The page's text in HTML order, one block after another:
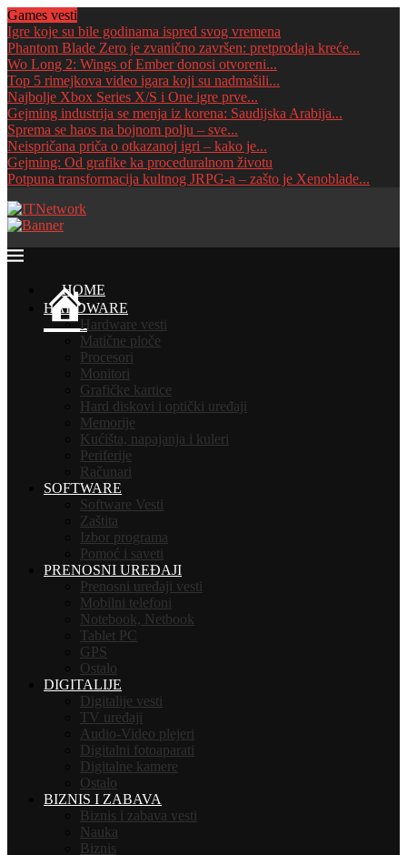
Games vesti
Igre koje su bile godinama ispred svog vremena
Phantom Blade Zero je zvanično završen: pretprodaja kreće...
Wo Long 2: Wings of Ember donosi otvoreni...
Top 5 rimejkova video igara koji su nadmašili...
Najbolje Xbox Series X/S i One igre prve...
Gejming industrija se menja iz korena: Saudijska Arabija...
Sprema se haos na bojnom polju – sve...
Neispričana priča o otkazanoj igri – kako je...
Gejming: Od grafike ka proceduralnom životu
Potpuna transformacija kultnog JRPG-a – zašto je Xenoblade...
HOME
HARDWARE
Hardware vesti
Matične ploče
Procesori
Monitori
Grafičke kartice
Hard diskovi i optički uređaji
Memorije
Kućišta, napajanja i kuleri
Periferije
Računari
SOFTWARE
Software Vesti
Zaštita
Izbor programa
Pomoć i saveti
PRENOSNI UREĐAJI
Prenosni uređaji vesti
Mobilni telefoni
Notebook, Netbook
Tablet PC
GPS
Ostalo
DIGITALIJE
Digitalije vesti
TV uređaji
Audio-Video plejeri
Digitalni fotoaparati
Digitalne kamere
Ostalo
BIZNIS I ZABAVA
Biznis i zabava vesti
Nauka
Biznis